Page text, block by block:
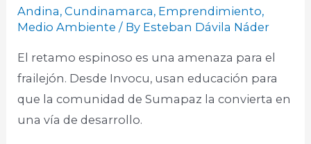
Andina,Cundinamarca, Emprendimiento,
Medio Ambiente / By Esteban Dávila Náder
El retamo espinoso es una amenaza para el
frailejón. Desde Invocu, usan educación para
que la comunidad de Sumapaz la convierta en
una vía de desarrollo. ​